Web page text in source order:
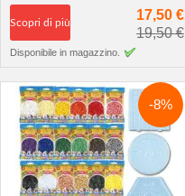
Scopri di più
17,50 €
19,50 €
Disponibile in magazzino.
-8%